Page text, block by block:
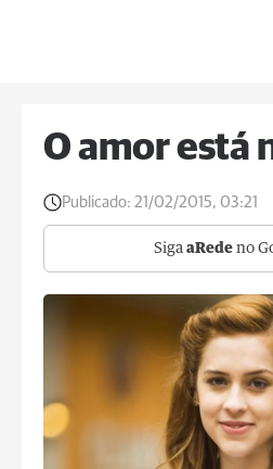
O amor está
Publicado: 21/02/2015, 03:21
Siga aRede no